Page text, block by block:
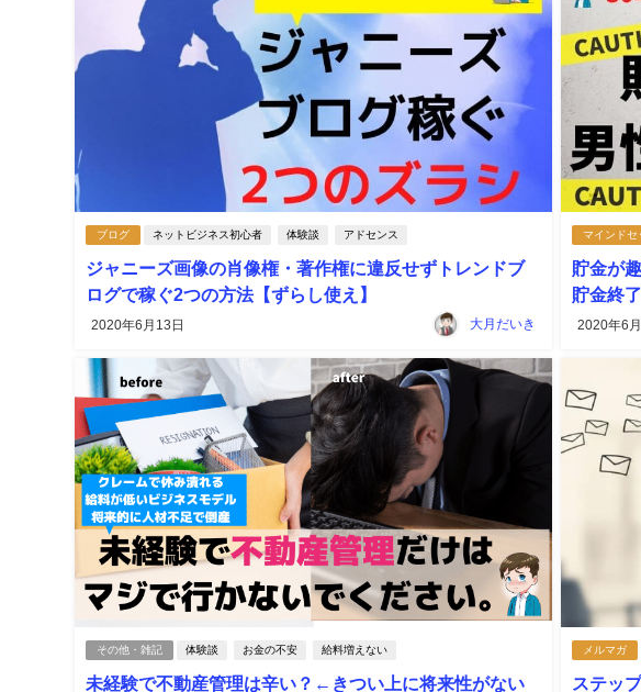
ブログ ネットビジネス初心者 体験談 アドセンス
ジャニーズ画像の肖像権・著作権に違反せずトレンドブ
ログで稼ぐ2つの方法【ずらし使え】
2020年6月13日 大月だいき
マインドセ
貯金が
貯金終
2020年6
その他・雑記 体験談 お金の不安 給料増えない
未経験で不動産管理は辛い？←きつい上に将来性がない
メルマガ
ステッ